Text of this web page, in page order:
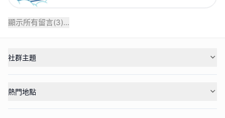
顯示所有留言(3)...
社群主題
熱門地點